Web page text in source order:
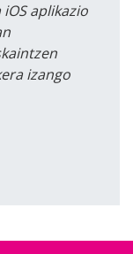
aplikazio
izango